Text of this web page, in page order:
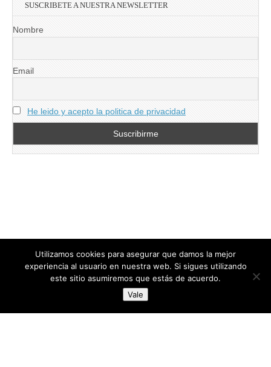
SUSCRIBETE A NUESTRA NEWSLETTER
Nombre
Email
He leido y acepto la politica de privacidad
directoresdeseguridad.es
Diseñado por Centro Andaluz de Estudios y Entrenamiento
Utilizamos cookies para asegurar que damos la mejor
experiencia al usuario en nuestra web. Si sigues utilizando
este sitio asumiremos que estás de acuerdo.
Vale